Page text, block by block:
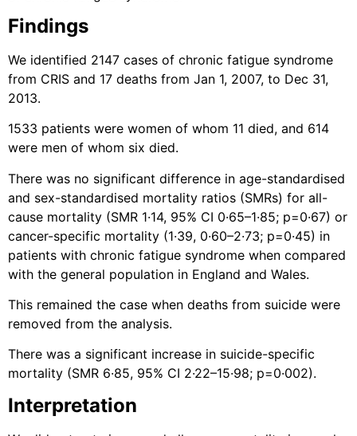
Findings
We identified 2147 cases of chronic fatigue syndrome
from CRIS and 17 deaths from Jan 1, 2007, to Dec 31,
2013.
1533 patients were women of whom 11 died, and 614
were men of whom six died.
There was no significant difference in age-standardised
and sex-standardised mortality ratios (SMRs) for all-
cause mortality (SMR 1·14, 95% CI 0·65–1·85; p=0·67) or
cancer-specific mortality (1·39, 0·60–2·73; p=0·45) in
patients with chronic fatigue syndrome when compared
with the general population in England and Wales.
This remained the case when deaths from suicide were
removed from the analysis.
There was a significant increase in suicide-specific
mortality (SMR 6·85, 95% CI 2·22–15·98; p=0·002).
Interpretation